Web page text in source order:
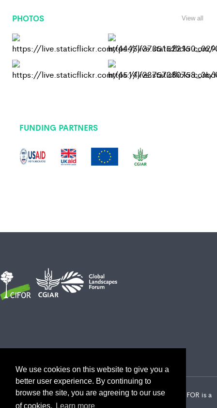
We use cookies on this website to give you a
better user experience. By continuing to
browse the site, you are agreeing to our use
of cookies.
Learn more
PHOTOS View all
FUNDING PARTNERS
2026 Center for International Forestry Research (CIFOR) | CIFOR is a
CGIAR Research Center